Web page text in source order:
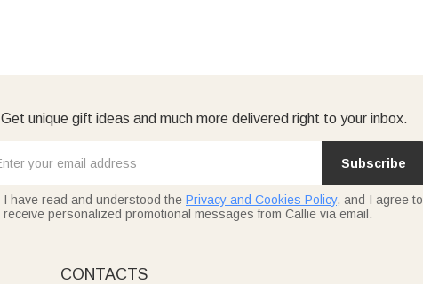
Get unique gift ideas and much more delivered right to your inbox.
Subscribe
I have read and understood the Privacy and Cookies Policy, and I agree to
receive personalized promotional messages from Callie via email.
CONTACTS